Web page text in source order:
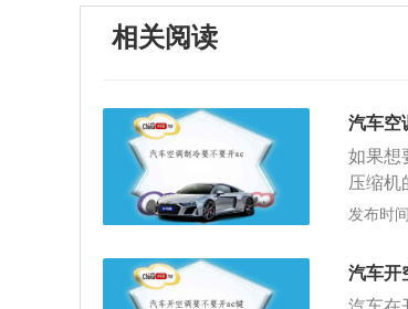
相关阅读
汽车空
如果想
压缩机
开启制
2-3分
发布时
汽车开